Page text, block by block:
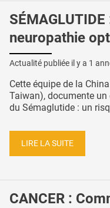
neuropathie
Actualité publiée il y a 1
Cette équipe de la
Taiwan), documente
du Sémaglutide : un
LIRE LA SUITE
CANCER :